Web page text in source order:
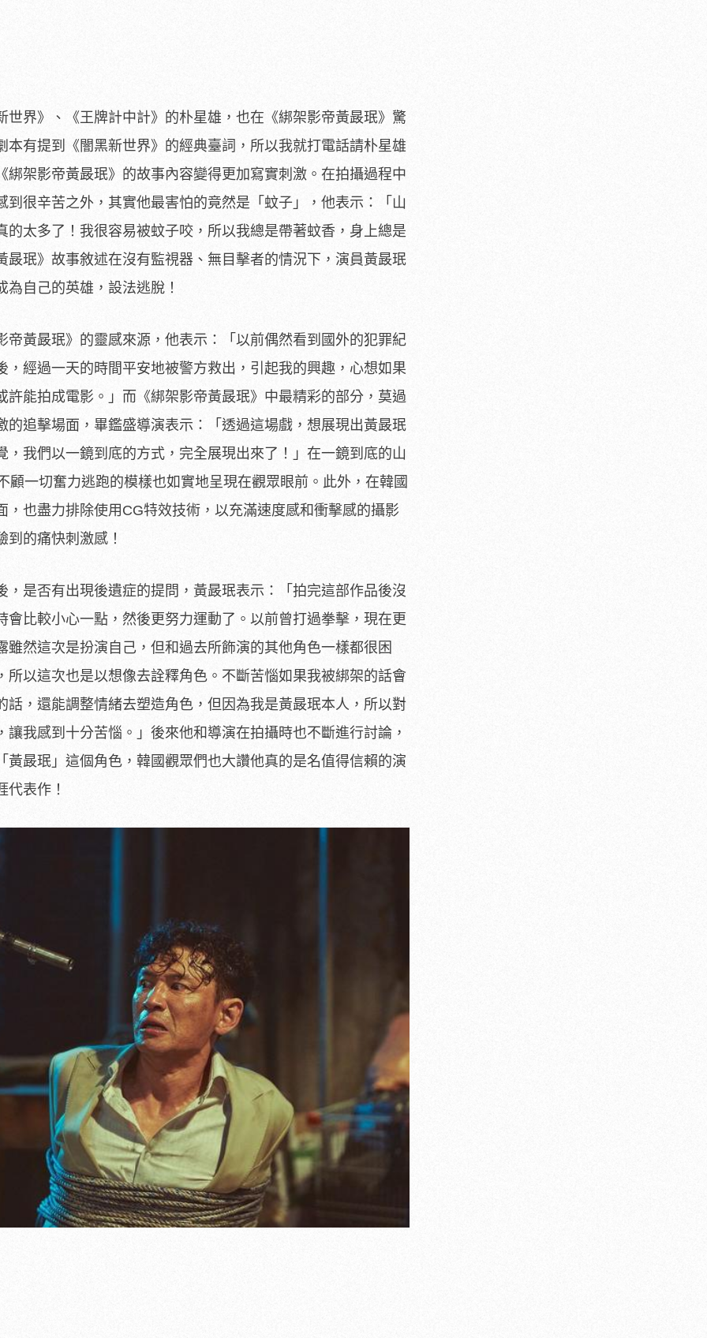
界》、《王牌計中計》的朴星雄， 也在《綁架影帝黃晸珉》驚
本有提到《闇黑新世界》的經典臺詞， 所以我就打電話請朴星雄
綁架影帝黃晸珉》的故事內容變得更加寫實刺激。在拍攝過程中
到很辛苦之外， 其實他最害怕的竟然是「蚊子」，他表示：「山
的太多了！我很容易被蚊子咬，所以我總是帶著蚊香， 身上總是
珉》 故事敘述在沒有監視器、無目擊者的情況下， 演員黃晸珉
為自己的英雄， 設法逃脫！
黃晸珉》的靈感來源，他表示：「 以前偶然看到國外的犯罪紀
， 經過一天的時間平安地被警方救出，引起我的興趣， 心想如果
許能拍成電影。」而《綁架影帝黃晸珉》中最精彩的部分， 莫過
追擊場面，畢鑑盛導演表示：
「透過這場戲，想展現出黃晸珉
， 我們以一鏡到底的方式，完全展現出來了！」 在一鏡到底的山
顧一切奮力逃跑的模樣也如實地呈現在觀眾眼前。此外， 在韓國
，也盡力排除使用CG特效技術，以充滿速度感和衝擊感的攝影
到的痛快刺激感！
是否有出現後遺症的提問， 黃晸珉表示：「拍完這部作品後沒
會比較小心一點，然後更努力運動了。 以前曾打過拳擊，現在更
雖然這次是扮演自己， 但和過去所飾演的其他角色一樣都很困
所以這次也是以想像去詮釋角色。 不斷苦惱如果我被綁架的話會
話， 還能調整情緒去塑造角色，但因為我是黃晸珉本人， 所以對
我感到十分苦惱。」 後來他和導演在拍攝時也不斷進行討論，
晸珉」這個角色， 韓國觀眾們也大讚他真的是名值得信賴的演
代表作！